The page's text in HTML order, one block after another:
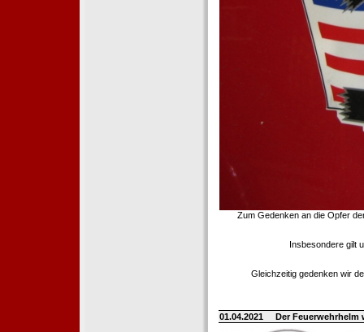
Zum Gedenken an die Opfer
Insbesondere gilt
Gleichzeitig gedenken wir
01.04.2021 Der